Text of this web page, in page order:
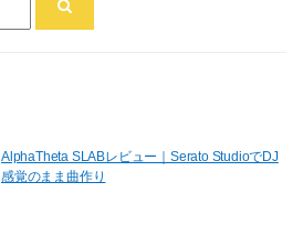
AlphaTheta SLABレビュー｜Serato StudioでDJ
感覚のまま曲作り